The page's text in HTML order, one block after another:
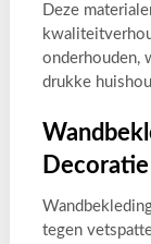
Deze
onderhouden,
drukke
Decoratie
tegen